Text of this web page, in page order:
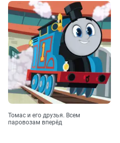
Томас и его друзья. Всем
паровозам вперёд